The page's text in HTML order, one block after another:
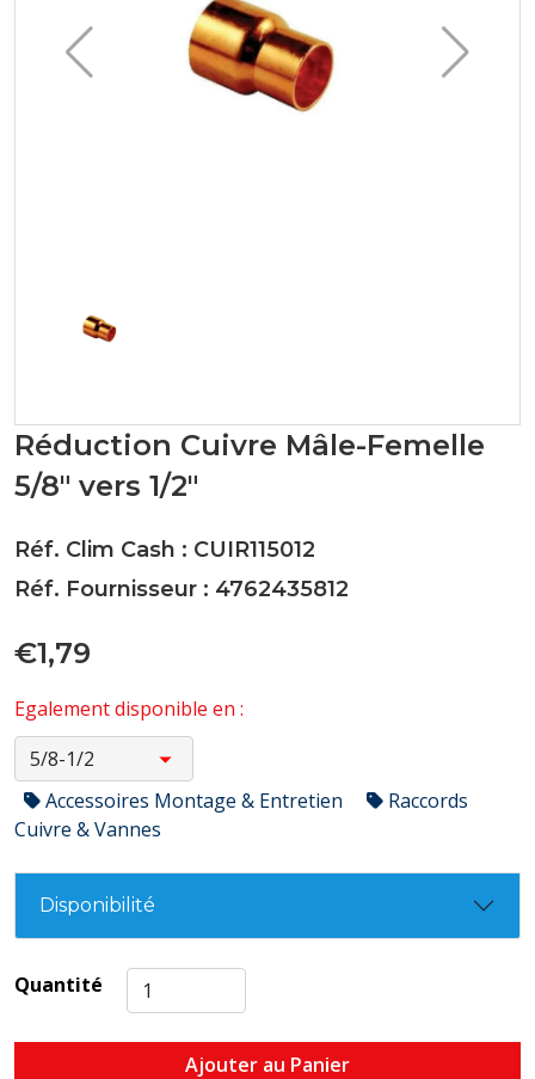
Réduction Cuivre Mâle-Femelle
5/8" vers 1/2"
Réf. Clim Cash : CUIR115012
Réf. Fournisseur : 4762435812
€1,79
Egalement disponible en :
Accessoires Montage & Entretien
Raccords
Cuivre & Vannes
Disponibilité
Quantité
Ajouter au Panier